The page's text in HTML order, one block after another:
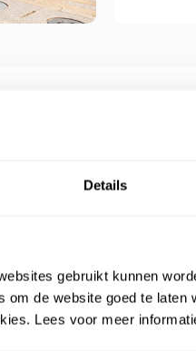
Details
gebruikt kunnen
de website goed te
Lees voor meer
zo spoedig mogelijk contact
via 058-2129088